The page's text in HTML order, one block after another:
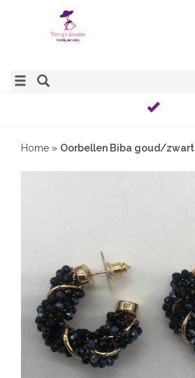
Home » Oorbellen Biba goud/zwart